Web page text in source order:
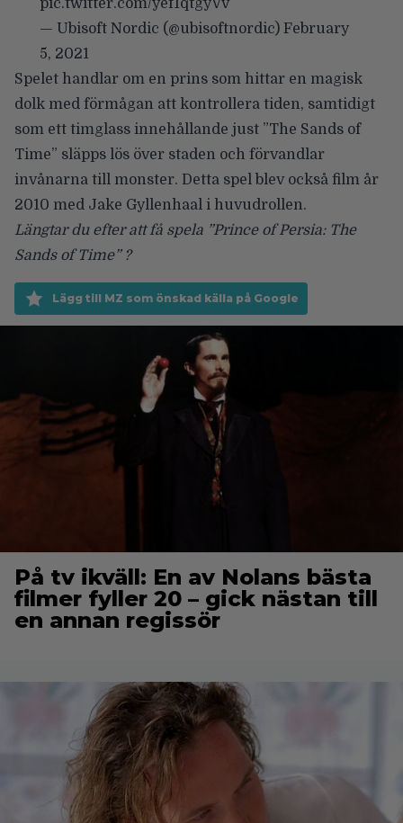
pic.twitter.com/yef1qtgyVv
— Ubisoft Nordic (@ubisoftnordic) February
5, 2021
Spelet handlar om en prins som hittar en magisk
dolk med förmågan att kontrollera tiden, samtidigt
som ett timglass innehållande just ”The Sands of
Time” släpps lös över staden och förvandlar
invånarna till monster. Detta spel blev också film år
2010 med Jake Gyllenhaal i huvudrollen.
Längtar du efter att få spela ”Prince of Persia: The
Sands of Time” ?
Lägg till MZ som önskad källa på Google
På tv ikväll: En av Nolans bästa
filmer fyller 20 – gick nästan till
en annan regissör